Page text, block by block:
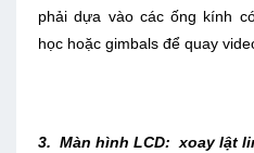
phải dựa vào các ống kính
học hoặc gimbals để quay
3. Màn hình LCD: xoay lật